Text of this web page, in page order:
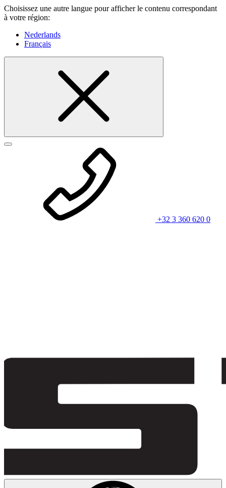
Choisissez une autre langue pour afficher le contenu correspondant
à votre région:
Nederlands
Français
+32 3 360 620 0